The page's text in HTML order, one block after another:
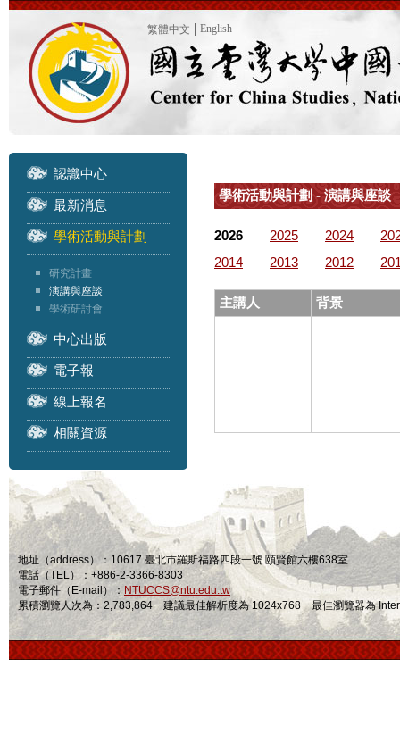
繁體中文 English
認識中心
最新消息
學術活動與計劃
研究計畫
演講與座談
學術研討會
中心出版
電子報
線上報名
相關資源
學術活動與計劃 - 演講與座談
2026 2025 2024
2014
2013 2012
主講人 背景
地址（address）：10617 臺北市羅斯福路四段一號 頤賢館六樓638室
電話（TEL）：+886-2-3366-8303
電子郵件（E-mail）： NTUCCS@ntu.edu.tw
累積瀏覽人次為：2,783,864 建議最佳解析度為 1024x768 最佳瀏覽器為